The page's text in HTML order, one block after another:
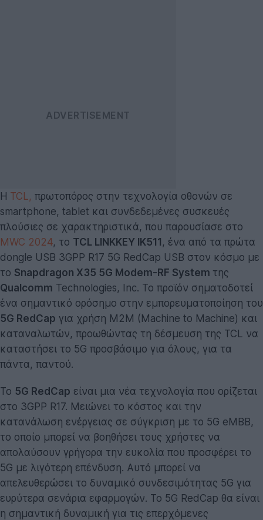
H TCL, πρωτοπόρος στην τεχνολογία οθονών σε
smartphone, tablet και συνδεδεμένες συσκευές
πλούσιες σε χαρακτηριστικά, που παρουσίασε στο
MWC 2024, το TCL LINKKEY IK511 , ένα από τα πρώτα
dongle USB 3GPP R17 5G RedCap USB στον κόσμο με
το Snapdragon X35 5G Modem-RF System της
Qualcomm Technologies, Inc. Το προϊόν σηματοδοτεί
ένα σημαντικό ορόσημο στην εμπορευματοποίηση του
5G RedCap για χρήση M2M (Machine to Machine) και
καταναλωτών, προωθώντας τη δέσμευση της TCL να
καταστήσει το 5G προσβάσιμο για όλους, για τα
πάντα, παντού.
Το 5G RedCap είναι μια νέα τεχνολογία που ορίζεται
στο 3GPP R17. Μειώνει το κόστος και την
κατανάλωση ενέργειας σε σύγκριση με το 5G eMBB,
το οποίο μπορεί να βοηθήσει τους χρήστες να
απολαύσουν γρήγορα την ευκολία που προσφέρει το
5G με λιγότερη επένδυση. Αυτό μπορεί να
απελευθερώσει το δυναμικό συνδεσιμότητας 5G για
ευρύτερα σενάρια εφαρμογών. Το 5G RedCap θα είναι
η σημαντική δυναμική για τις επερχόμενες